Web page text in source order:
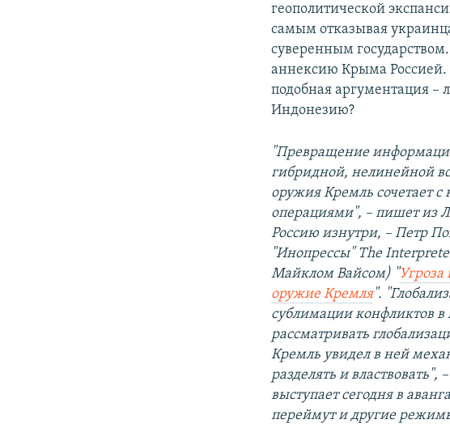
геополитической
самым отказывая
суверенным
аннексию Крыма Россией.
подобная аргументация
Индонезию?
"Превращение
гибридной, нелинейной
оружия Кремль сочетает
операциями", – пишет из
Россию изнутри, – Петр
"Инопрессы" The
Майклом Вайсом) "Угроза
оружие Кремля".
сублимации конфликтов
рассматривать
Кремль увидел в ней
разделять и
выступает сегодня в
переймут и другие